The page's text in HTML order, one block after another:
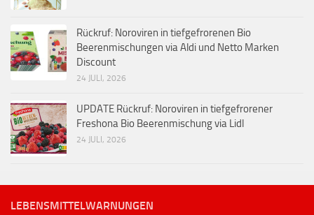
Rückruf: Noroviren in tiefgefrorenen Bio
Beerenmischungen via Aldi und Netto Marken
Discount
24 JULI, 2026
UPDATE Rückruf: Noroviren in tiefgefrorener
Freshona Bio Beerenmischung via Lidl
24 JULI, 2026
LEBENSMITTELWARNUNGEN